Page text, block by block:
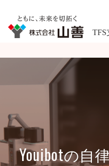
TFS
Youibotの自